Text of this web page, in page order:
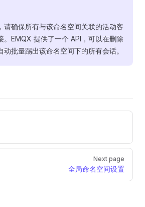
请确保所有与该命名空间关联的活动客
。EMQX 提供了一个 API，可以在删除
批量踢出该命名空间下的所有会话。
Next page
全局命名空间设置